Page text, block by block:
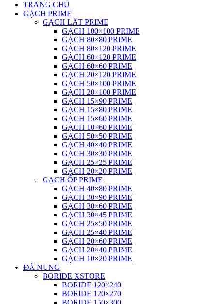
TRANG CHỦ
GẠCH PRIME
GẠCH LÁT PRIME
GẠCH 100×100 PRIME
GẠCH 80×80 PRIME
GẠCH 80×120 PRIME
GẠCH 60×120 PRIME
GẠCH 60×60 PRIME
GẠCH 20×120 PRIME
GẠCH 50×100 PRIME
GẠCH 20×100 PRIME
GẠCH 15×90 PRIME
GẠCH 15×80 PRIME
GẠCH 15×60 PRIME
GẠCH 10×60 PRIME
GẠCH 50×50 PRIME
GẠCH 40×40 PRIME
GẠCH 30×30 PRIME
GẠCH 25×25 PRIME
GẠCH 20×20 PRIME
GẠCH ỐP PRIME
GẠCH 40×80 PRIME
GẠCH 30×90 PRIME
GẠCH 30×60 PRIME
GẠCH 30×45 PRIME
GẠCH 25×50 PRIME
GẠCH 25×40 PRIME
GẠCH 20×60 PRIME
GẠCH 20×40 PRIME
GẠCH 10×20 PRIME
ĐÁ NUNG
BORIDE XSTORE
BORIDE 120×240
BORIDE 120×270
BORIDE 150×300